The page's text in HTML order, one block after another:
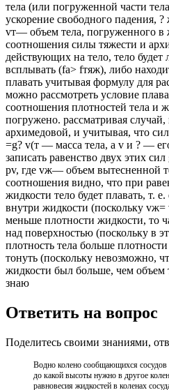
тела (или погруженной части
ускорение свободного падения,
vт— объем тела, погруженного в
соотношения силы тяжести и
действующих на тело, тело
всплывать (fа> fтяж), либо
плавать учитывая формулу для
можно рассмотреть условие
соотношения плотностей тела и
погружено. рассматривая случай,
архимедовой, и учитывая, что
=g? v(т — масса тела, а v и ? —
записать равенство двух этих
pv, где vж— объем вытесненной
соотношения видно, что при
жидкости тело будет плавать, т.
внутри жидкости (поскольку vж=
меньше плотности жидкости, то
над поверхностью (поскольку в
плотность тела больше
тонуть (поскольку невозможно,
жидкости был больше, чем объем
знаю
Ответить на вопрос
Поделитесь своими знаниями,
Водно колено сообщающихся
до какой высоты нужно в другое
равновесия жидкостей в коленах